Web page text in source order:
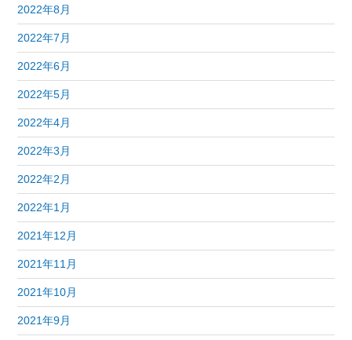
2022年8月
2022年7月
2022年6月
2022年5月
2022年4月
2022年3月
2022年2月
2022年1月
2021年12月
2021年11月
2021年10月
2021年9月